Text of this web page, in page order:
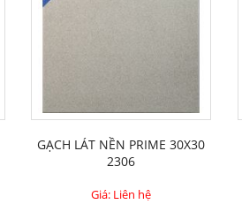
GẠCH LÁT NỀN PRIME 30X30
2306
Giá: Liên hệ